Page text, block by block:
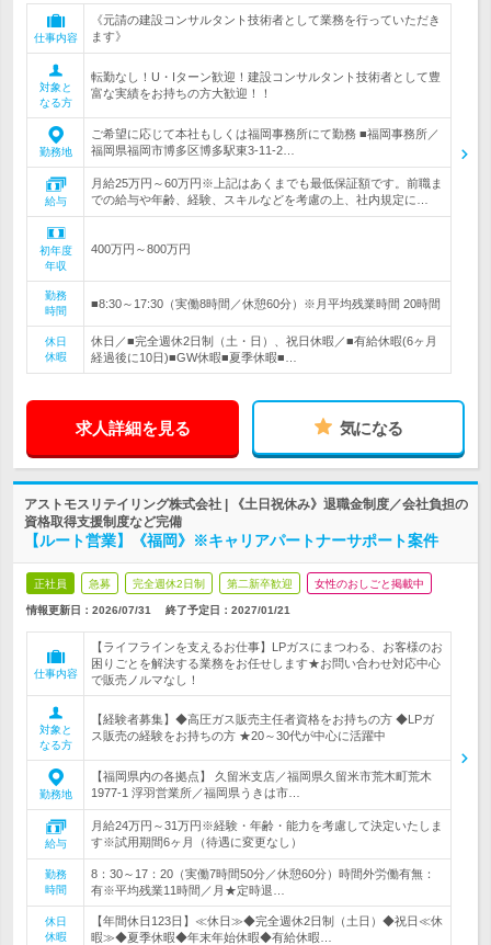
仕事内容
《元請の建設コンサルタント技術者として業務を行っていただき
ます》
対象と
なる方
転勤なし！U・Iターン歓迎！建設コンサルタント技術者として豊
富な実績をお持ちの方大歓迎！！
勤務地
ご希望に応じて本社もしくは福岡事務所にて勤務 ■福岡事務所／
福岡県福岡市博多区博多駅東3-11-2…
給与
月給25万円～60万円※上記はあくまでも最低保証額です。前職ま
での給与や年齢、経験、スキルなどを考慮の上、社内規定に…
初年度
年収
400万円～800万円
勤務
時間
■8:30～17:30（実働8時間／休憩60分）※月平均残業時間 20時間
休日
休暇
休日／■完全週休2日制（土・日）、祝日休暇／■有給休暇(6ヶ月
経過後に10日)■GW休暇■夏季休暇■…
求人詳細を見る 気になる
アストモスリテイリング株式会社 | 《土日祝休み》退職金制度／会社負担の
資格取得支援制度など完備
【ルート営業】《福岡》※キャリアパートナーサポート案件
正社員 急募 完全週休2日制 第二新卒歓迎 女性のおしごと掲載中
情報更新日：2026/07/31 終了予定日： 2027/01/21
仕事内容
【ライフラインを支えるお仕事】LPガスにまつわる、お客様のお
困りごとを解決する業務をお任せします★お問い合わせ対応中心
で販売ノルマなし！
対象と
なる方
【経験者募集】◆高圧ガス販売主任者資格をお持ちの方 ◆LPガ
ス販売の経験をお持ちの方 ★20～30代が中心に活躍中
勤務地
【福岡県内の各拠点】 久留米支店／福岡県久留米市荒木町荒木
1977-1 浮羽営業所／福岡県うきは市…
給与
月給24万円～31万円※経験・年齢・能力を考慮して決定いたしま
す※試用期間6ヶ月（待遇に変更なし）
勤務
時間
8：30～17：20（実働7時間50分／休憩60分）時間外労働有無：
有※平均残業11時間／月★定時退…
休日
休暇
【年間休日123日】≪休日≫◆完全週休2日制（土日）◆祝日≪休
暇≫◆夏季休暇◆年末年始休暇◆有給休暇…